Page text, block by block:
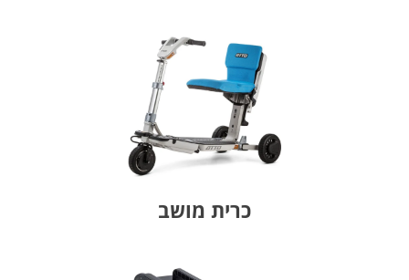
כרית מושב